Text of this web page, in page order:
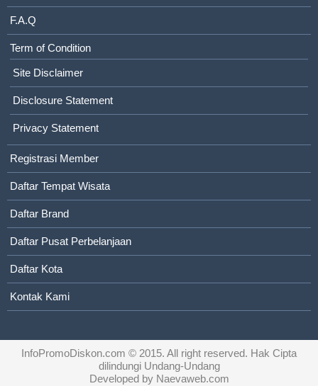
F.A.Q
Term of Condition
Site Disclaimer
Disclosure Statement
Privacy Statement
Registrasi Member
Daftar Tempat Wisata
Daftar Brand
Daftar Pusat Perbelanjaan
Daftar Kota
Kontak Kami
InfoPromoDiskon.com © 2015. All right reserved. Hak Cipta
dilindungi Undang-Undang
Developed by Naevaweb.com